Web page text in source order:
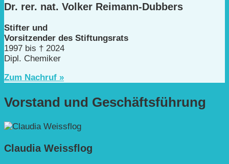
Dr. rer. nat. Volker Reimann-Dubbers
Stifter und
Vorsitzender des Stiftungsrats
1997 bis † 2024
Dipl. Chemiker
Zum Nachruf »
Vorstand und Geschäftsführung
Claudia Weissflog